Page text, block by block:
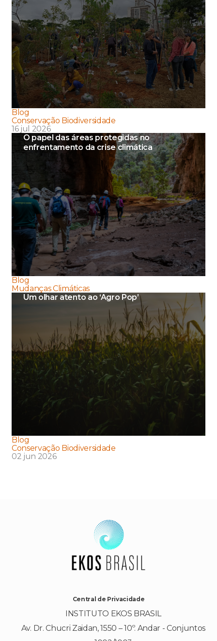
Blog
Conservação Biodiversidade
16 jul 2026
O papel das áreas protegidas no
enfrentamento da crise climática
Blog
Mudanças Climáticas
Um olhar atento ao ‘Agro Pop’
Blog
Conservação Biodiversidade
02 jun 2026
Central de Privacidade
INSTITUTO EKOS BRASIL
Av. Dr. Chucri Zaidan, 1550 – 10º. Andar - Conjuntos